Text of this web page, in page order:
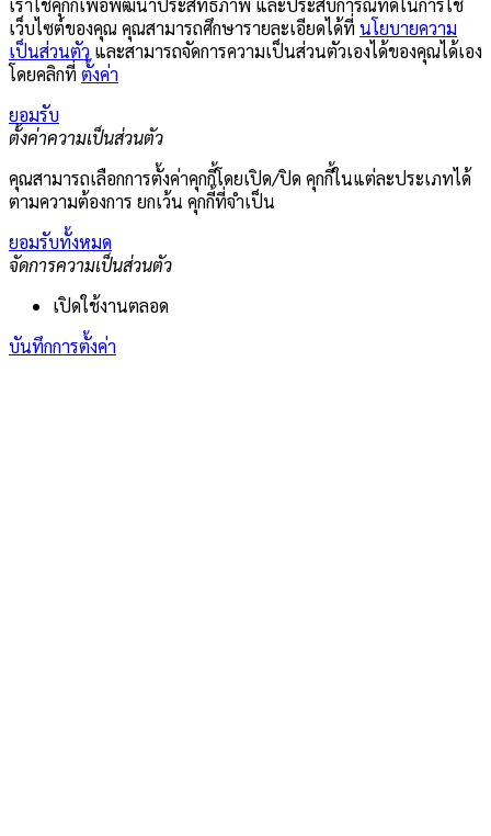
เราใช้คุกกี้เพื่อพัฒนาประสิทธิภาพ และประสบการณ์ที่ดีในการใช้
เว็บไซต์ของคุณ คุณสามารถศึกษารายละเอียดได้ที่ นโยบายความ
เป็นส่วนตัว และสามารถจัดการความเป็นส่วนตัวเองได้ของคุณได้เอง
โดยคลิกที่ ตั้งค่า
ยอมรับ
ตั้งค่าความเป็นส่วนตัว
คุณสามารถเลือกการตั้งค่าคุกกี้โดยเปิด/ปิด คุกกี้ในแต่ละประเภทได้
ตามความต้องการ ยกเว้น คุกกี้ที่จำเป็น
ยอมรับทั้งหมด
จัดการความเป็นส่วนตัว
เปิดใช้งานตลอด
บันทึกการตั้งค่า